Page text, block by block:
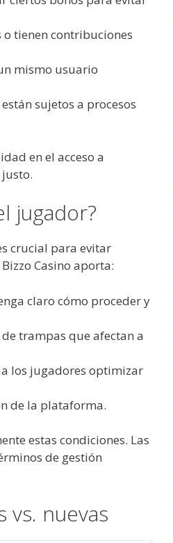
tienen contribuciones
mismo usuario
sujetos a procesos
en el acceso a
jugador?
crucial para evitar
Casino aporta:
claro cómo proceder y
trampas que afectan a
los jugadores optimizar
de la plataforma.
estas condiciones. Las
de gestión
vs. nuevas